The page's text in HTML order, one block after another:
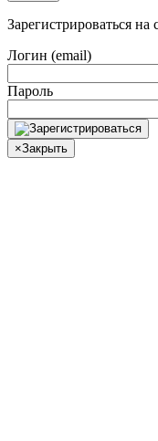
Зарегистрироваться на
Логин (email)
Пароль
×Закрыть